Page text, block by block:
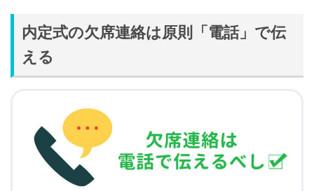
内定式の欠席連絡は原則「電話」で伝
える